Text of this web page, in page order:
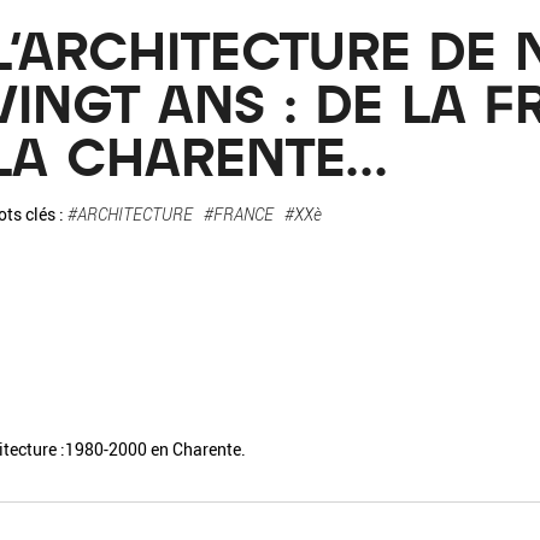
Fiche / Guide Podcast
Vidéo
Fermer la recherche avancée
DE
ANS : DE LA
CHARENTE...
clés : #ARCHITECTURE #FRANCE #XXè
:1980-2000 en Charente.